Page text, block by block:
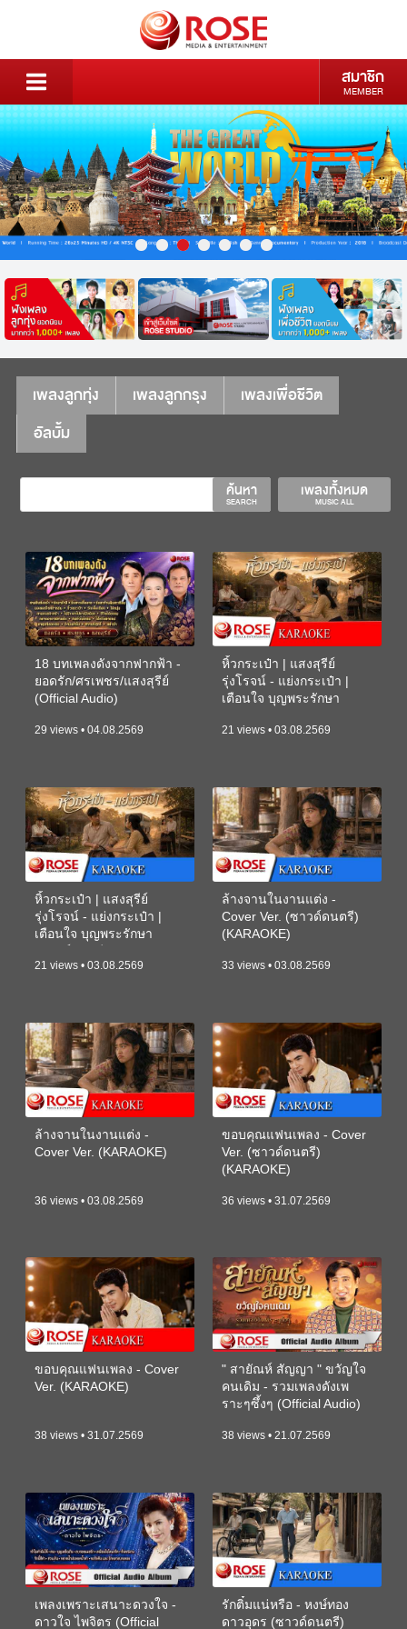
สมาชิก
MEMBER
เพลงลูกทุ่ง เพลงลูกกรุง
เพลงเพื่อชีวิต
อัลบั้ม
เพลงทั้งหมด
MUSIC ALL
ค้นหา
SEARCH
18 บทเพลงดังจากฟากฟ้า -
ยอดรัก/ศรเพชร/แสงสุรีย์
(Official Audio)
29 views • 04.08.2569
หิ้วกระเป๋า | แสงสุรีย์
รุ่งโรจน์ - แย่งกระเป๋า |
เตือนใจ บุญพระรักษา
21 views • 03.08.2569
หิ้วกระเป๋า | แสงสุรีย์
รุ่งโรจน์ - แย่งกระเป๋า |
เตือนใจ บุญพระรักษา
21 views • 03.08.2569
ล้างจานในงานแต่ง -
Cover Ver. (ซาวด์ดนตรี)
(KARAOKE)
33 views • 03.08.2569
ล้างจานในงานแต่ง -
Cover Ver. (KARAOKE)
36 views • 03.08.2569
ขอบคุณแฟนเพลง - Cover
Ver. (ซาวด์ดนตรี)
(KARAOKE)
36 views • 31.07.2569
ขอบคุณแฟนเพลง - Cover
Ver. (KARAOKE)
38 views • 31.07.2569
" สายัณห์ สัญญา " ขวัญใจ
คนเดิม - รวมเพลงดังเพ
ราะๆซึ้งๆ (Official Audio)
38 views • 21.07.2569
เพลงเพราะเสนาะดวงใจ -
ดาวใจ ไพจิตร (Official
รักติ๋มแน่หรือ - หงษ์ทอง
ดาวอุดร (ซาวด์ดนตรี)